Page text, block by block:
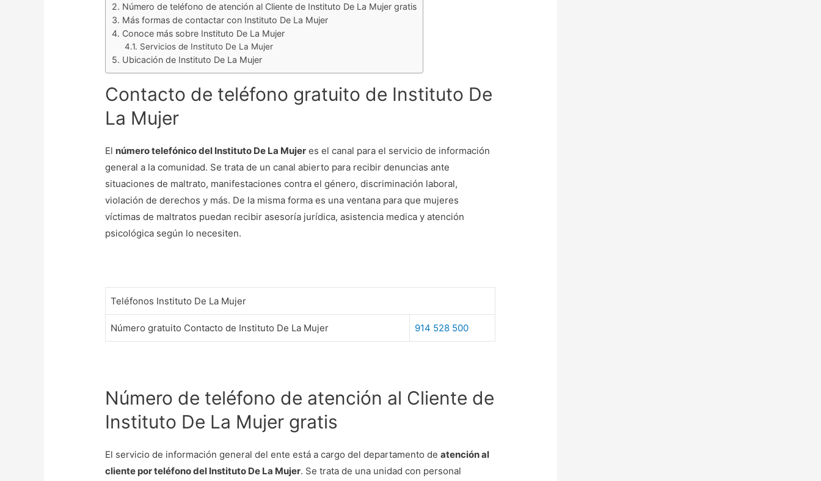
Número de teléfono de atención al Cliente de Instituto De La Mujer gratis
Más formas de contactar con Instituto De La Mujer
Conoce más sobre Instituto De La Mujer
Servicios de Instituto De La Mujer
Ubicación de Instituto De La Mujer
Contacto de teléfono gratuito de Instituto De
La Mujer
El número telefónico del Instituto De La Mujer es el canal para el servicio de información
general a la comunidad. Se trata de un canal abierto para recibir denuncias ante
situaciones de maltrato, manifestaciones contra el género, discriminación laboral,
violación de derechos y más. De la misma forma es una ventana para que mujeres
víctimas de maltratos puedan recibir asesoría jurídica, asistencia medica y atención
psicológica según lo necesiten.
Teléfonos Instituto De La Mujer
Número gratuito Contacto de Instituto De La Mujer 914 528 500
Número de teléfono de atención al Cliente de
Instituto De La Mujer gratis
El servicio de información general del ente está a cargo del departamento deatención al
cliente por teléfono del Instituto De La Mujer. Se trata de una unidad con personal